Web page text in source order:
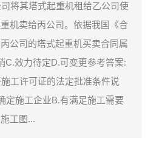
将其塔式起重机租给乙公司使
机卖给丙公司。依据我国《合
公司的塔式起重机买卖合同属
C.效力待定D.可变更参考答案:
工许可证的法定批准条件说
定施工企业B.有满足施工需要
工图...